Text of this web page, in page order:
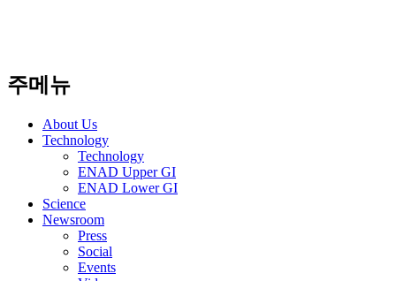
주메뉴
About Us​
Technology
Technology
ENAD Upper GI
ENAD Lower GI
Science
Newsroom
Press
Social
Events